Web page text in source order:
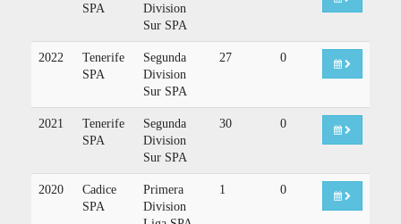
SPA
Division
Sur SPA
2022
Tenerife
SPA
Segunda
Division
Sur SPA
27 0
2021
Tenerife
SPA
Segunda
Division
Sur SPA
30 0
2020
Cadice
SPA
Primera
Division
1 0